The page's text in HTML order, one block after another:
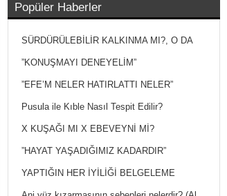
Popüler Haberler
SÜRDÜRÜLEBİLİR KALKINMA MI?, O DA
NEYMİŞ?
”KONUŞMAYI DENEYELİM”
”EFE’M NELER HATIRLATTI NELER”
Pusula ile Kıble Nasıl Tespit Edilir?
X KUŞAĞI MI X EBEVEYNİ Mİ?
”HAYAT YAŞADIĞIMIZ KADARDIR”
YAPTIĞIN HER İYİLİĞİ BELGELEME